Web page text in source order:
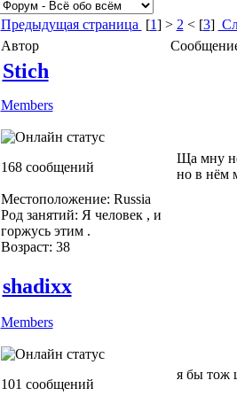
Предыдущая страница [1] > 2 < [3]
Автор
Stich
Members
168 сообщений
Местоположение: Russia
Род занятий: Я человек , и
горжусь этим .
Возраст: 38
Ща мну
но в нём
shadixx
Members
101 сообщений
я бы тож